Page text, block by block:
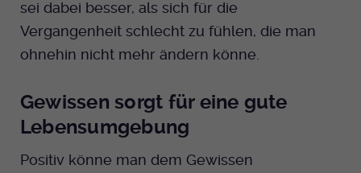
sei dabei besser, als sich für die
Vergangenheit schlecht zu fühlen, die man
ohnehin nicht mehr ändern könne.
Gewissen sorgt für eine gute
Lebensumgebung
Positiv könne man dem Gewissen